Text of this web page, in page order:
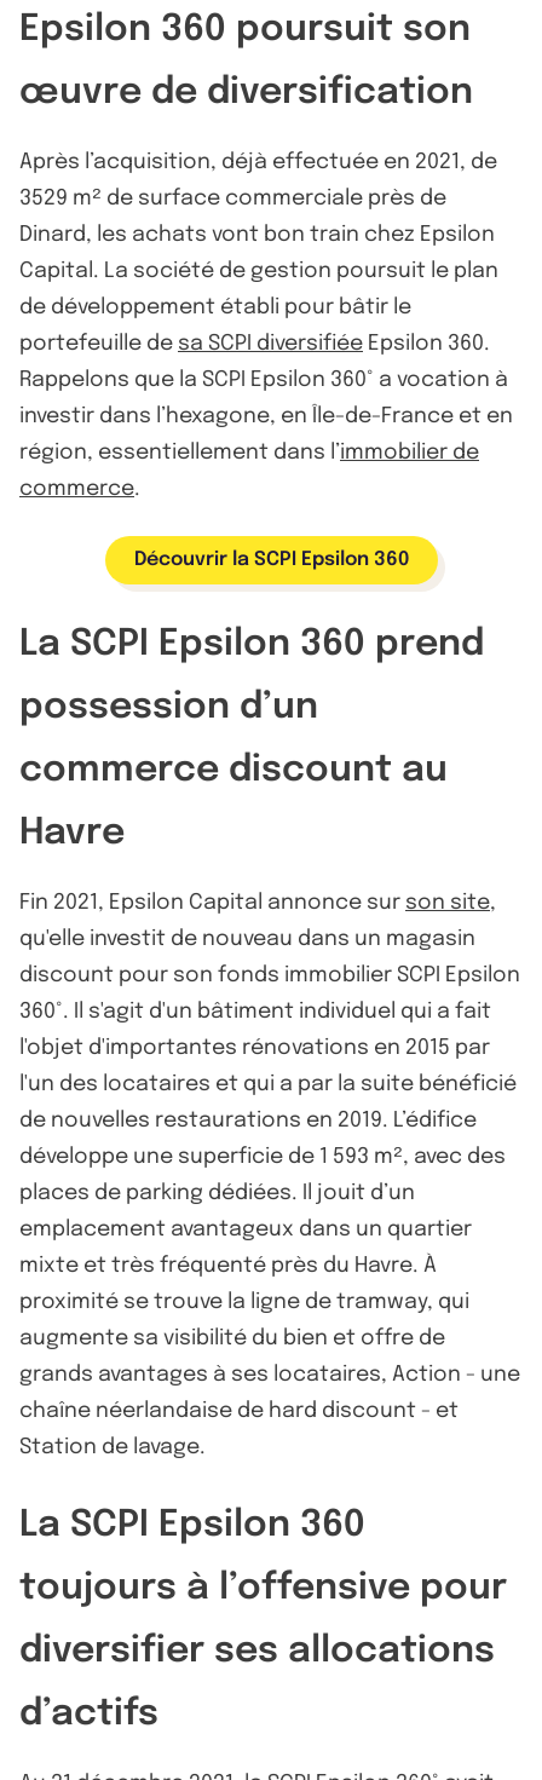
Epsilon 360 poursuit son
œuvre de diversification
Après l’acquisition, déjà effectuée en 2021, de
3529 m² de surface commerciale près de
Dinard, les achats vont bon train chez Epsilon
Capital. La société de gestion poursuit le plan
de développement établi pour bâtir le
portefeuille de sa SCPI diversifiée Epsilon 360.
Rappelons que la SCPI Epsilon 360° a vocation à
investir dans l’hexagone, en Île-de-France et en
région, essentiellement dans l’immobilier de
commerce.
Découvrir la SCPI Epsilon 360
La SCPI Epsilon 360 prend
possession d’un
commerce discount au
Havre
Fin 2021, Epsilon Capital annonce sur son site,
qu'elle investit de nouveau dans un magasin
discount pour son fonds immobilier SCPI Epsilon
360°. Il s'agit d'un bâtiment individuel qui a fait
l'objet d'importantes rénovations en 2015 par
l'un des locataires et qui a par la suite bénéficié
de nouvelles restaurations en 2019. L’édifice
développe une superficie de 1 593 m², avec des
places de parking dédiées. Il jouit d’un
emplacement avantageux dans un quartier
mixte et très fréquenté près du Havre. À
proximité se trouve la ligne de tramway, qui
augmente sa visibilité du bien et offre de
grands avantages à ses locataires, Action - une
chaîne néerlandaise de hard discount - et
Station de lavage.
La SCPI Epsilon 360
toujours à l’offensive pour
diversifier ses allocations
d’actifs